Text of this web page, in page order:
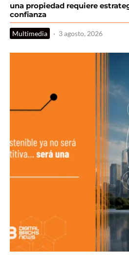
una propiedad requiere
confianza
Multimedia · 3 agosto, 2026